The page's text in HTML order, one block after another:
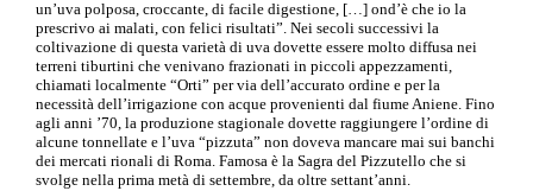
un’uva polposa, croccante, di facile digestione, […] ond’è che io la
prescrivo ai malati, con felici risultati”. Nei secoli successivi la
coltivazione di questa varietà di uva dovette essere molto diffusa nei
terreni tiburtini che venivano frazionati in piccoli appezzamenti,
chiamati localmente “Orti” per via dell’accurato ordine e per la
necessità dell’irrigazione con acque provenienti dal fiume Aniene. Fino
agli anni ’70, la produzione stagionale dovette raggiungere l’ordine di
alcune tonnellate e l’uva “pizzuta” non doveva mancare mai sui banchi
dei mercati rionali di Roma. Famosa è la Sagra del Pizzutello che si
svolge nella prima metà di settembre, da oltre settant’anni.